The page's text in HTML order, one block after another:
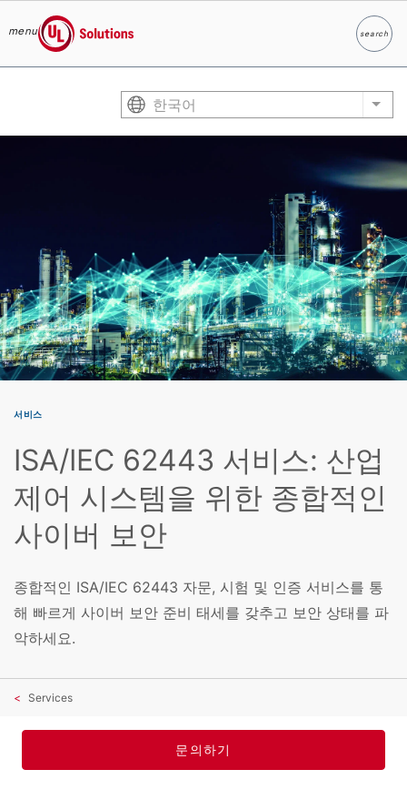
menu
UL Solutions
search
찾다
한국어 List
서비스
ISA/IEC 62443 서비스: 산업
제어 시스템을 위한 종합적인
사이버 보안
종합적인 ISA/IEC 62443 자문, 시험 및 인증 서비스를 통
해 빠르게 사이버 보안 준비 태세를 갖추고 보안 상태를 파
악하세요.
Services
문의하기